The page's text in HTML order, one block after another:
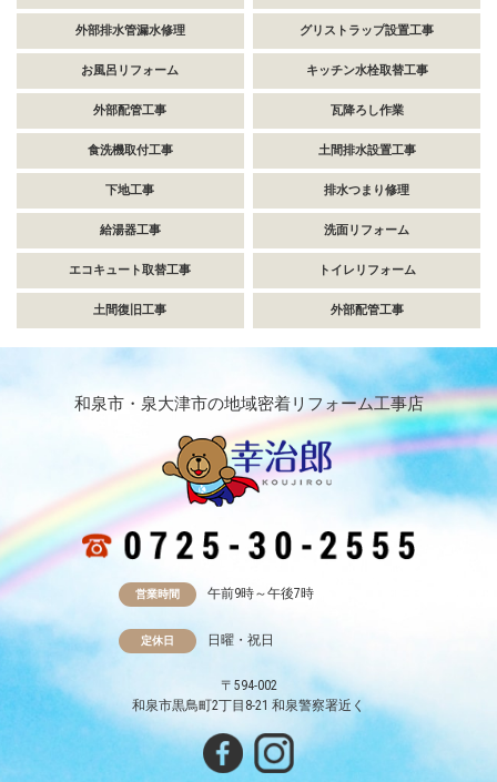
外部排水管漏水修理 グリストラップ設置工事
お風呂リフォーム キッチン水栓取替工事
外部配管工事 瓦降ろし作業
食洗機取付工事 土間排水設置工事
下地工事 排水つまり修理
給湯器工事 洗面リフォーム
エコキュート取替工事 トイレリフォーム
土間復旧工事 外部配管工事
和泉市・泉大津市の地域密着リフォーム工事店
営業時間 午前9時～午後7時
定休日 日曜・祝日
〒594-002
和泉市黒鳥町2丁目8-21 和泉警察署近く